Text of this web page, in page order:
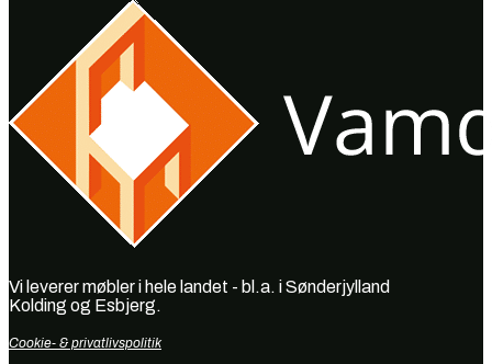
Vi leverer møbler i hele landet - bl.a. i Sønderjylland
Kolding og Esbjerg.
Cookie- & privatlivspolitik